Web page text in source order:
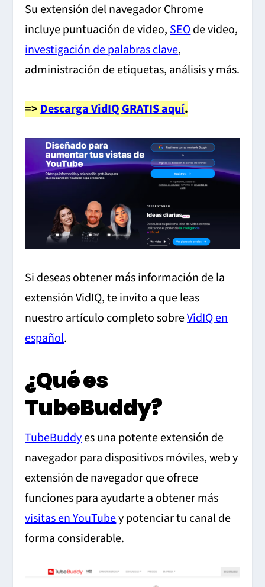
Su extensión del navegador Chrome
incluye puntuación de video,SEOde video,
investigación de palabras clave,
administración de etiquetas, análisis y más.
=>Descarga VidIQ GRATIS aquí.
Si deseas obtener más información de la
extensión VidIQ, te invito a que leas
nuestro artículo completo sobreVidIQ en
español.
¿Qué es
TubeBuddy?
TubeBuddyes una potente extensión de
navegador para dispositivos móviles, web y
extensión de navegador que ofrece
funciones para ayudarte a obtener más
visitas en YouTubey potenciar tu canal de
forma considerable.